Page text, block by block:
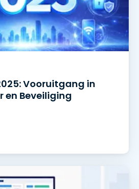
Vooruitgang in
en Beveiliging